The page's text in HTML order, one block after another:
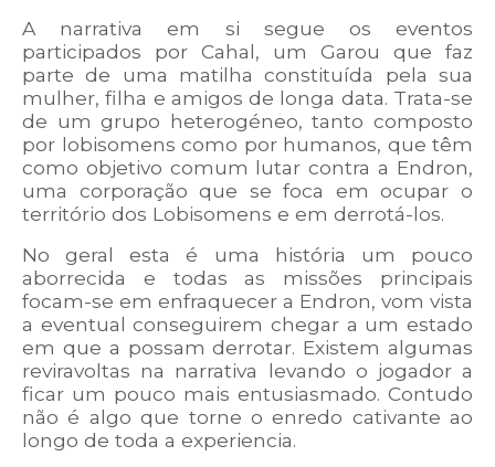
A narrativa em si segue os eventos
participados por Cahal, um Garou que faz
parte de uma matilha constituída pela sua
mulher, filha e amigos de longa data. Trata-se
de um grupo heterogéneo, tanto composto
por lobisomens como por humanos, que têm
como objetivo comum lutar contra a Endron,
uma corporação que se foca em ocupar o
território dos Lobisomens e em derrotá-los.
No geral esta é uma história um pouco
aborrecida e todas as missões principais
focam-se em enfraquecer a Endron, vom vista
a eventual conseguirem chegar a um estado
em que a possam derrotar. Existem algumas
reviravoltas na narrativa levando o jogador a
ficar um pouco mais entusiasmado. Contudo
não é algo que torne o enredo cativante ao
longo de toda a experiencia.